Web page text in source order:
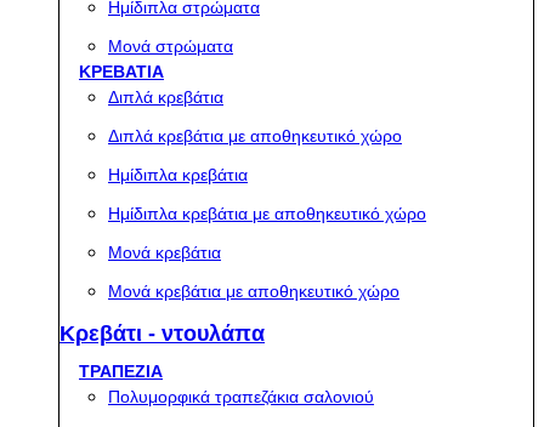
Ημίδιπλα στρώματα
Μονά στρώματα
ΚΡΕΒΑΤΙΑ
Διπλά κρεβάτια
Διπλά κρεβάτια με αποθηκευτικό χώρο
Ημίδιπλα κρεβάτια
Ημίδιπλα κρεβάτια με αποθηκευτικό χώρο
Μονά κρεβάτια
Μονά κρεβάτια με αποθηκευτικό χώρο
Κρεβάτι - ντουλάπα
ΤΡΑΠΕΖΙΑ
Πολυμορφικά τραπεζάκια σαλονιού